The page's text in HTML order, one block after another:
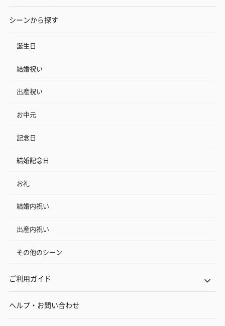
シーンから探す
誕生日
結婚祝い
出産祝い
お中元
記念日
結婚記念日
お礼
結婚内祝い
出産内祝い
その他のシーン
ご利用ガイド
ヘルプ・お問い合わせ